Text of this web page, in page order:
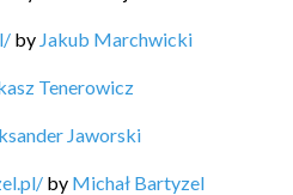
by Jakub Marchwicki
Tenerowicz
Jaworski
by Michał Bartyzel